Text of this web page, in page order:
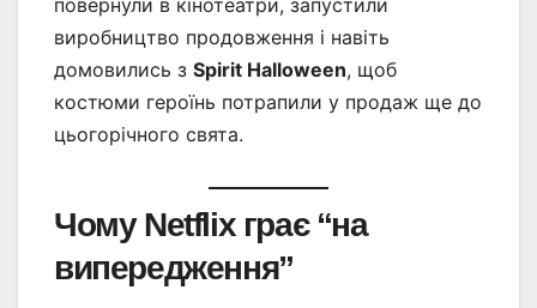
виробництво продовження і навіть
домовились з Spirit Halloween, щоб
костюми героїнь потрапили у продаж ще до
цьогорічного свята.
Чому Netflix грає “на
випередження”